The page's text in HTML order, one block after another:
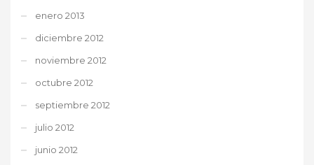
enero 2013
diciembre 2012
noviembre 2012
octubre 2012
septiembre 2012
julio 2012
junio 2012